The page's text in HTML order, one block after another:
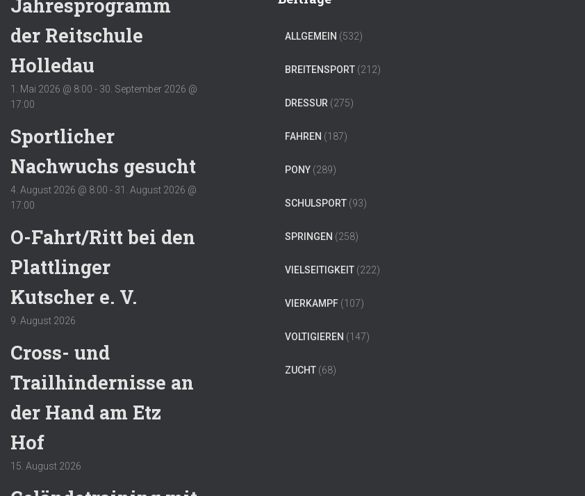
Jahresprogramm
der Reitschule
Holledau
1. Mai 2026 @ 8:00 - 30. September 2026 @
17:00
Sportlicher
Nachwuchs gesucht
4. August 2026 @ 8:00 - 31. August 2026 @
17:00
O-Fahrt/Ritt bei den
Plattlinger
Kutscher e. V.
9. August 2026
Cross- und
Trailhindernisse an
der Hand am Etz
Hof
15. August 2026
ALLGEMEIN (532)
BREITENSPORT (212)
DRESSUR (275)
FAHREN (187)
PONY (289)
SCHULSPORT (93)
SPRINGEN (258)
VIELSEITIGKEIT (222)
VIERKAMPF (107)
VOLTIGIEREN (147)
ZUCHT (68)